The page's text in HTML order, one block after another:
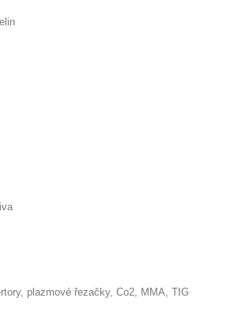
plazmové řezačky, Co2, MMA, TIG